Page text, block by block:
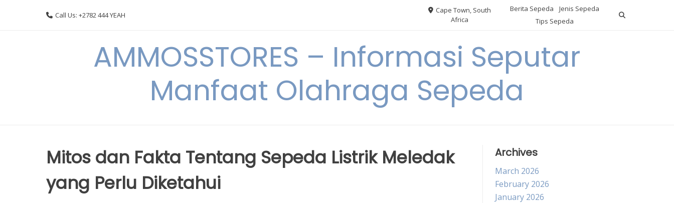
Call Us: +2782 444 YEAH
Cape Town, South
Africa
Berita Sepeda
Jenis Sepeda
Tips Sepeda
AMMOSSTORES – Informasi Seputar
Manfaat Olahraga Sepeda
Mitos dan Fakta Tentang Sepeda Listrik Meledak
yang Perlu Diketahui
Archives
March 2026
February 2026
January 2026